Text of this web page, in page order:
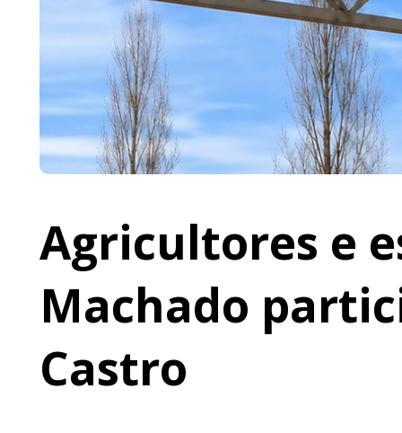
Agricultores e
Machado
Castro